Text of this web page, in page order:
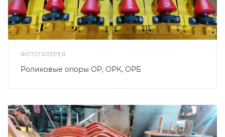
ФОТОГАЛЕРЕЯ
Роликовые опоры ОР, ОРК, ОРБ